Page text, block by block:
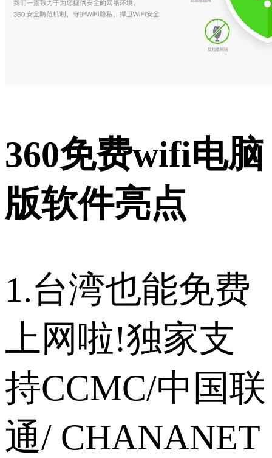
360免费wifi电脑
版软件亮点
1.台湾也能免费
上网啦!独家支
持CCMC/中国联
通/ CHANANET